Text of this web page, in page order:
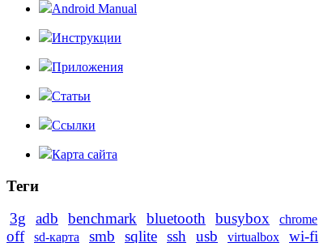
Android Manual
Инструкции
Приложения
Статьи
Ссылки
Карта сайта
Теги
3g
adb benchmark bluetooth busybox chrome
off
sd-карта smb sqlite ssh usb virtualbox wi-fi